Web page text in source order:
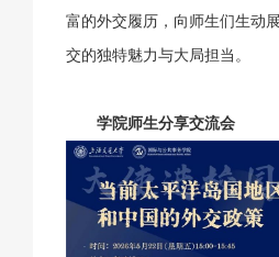
富的外交履历，向师生们生动
交的独特魅力与大局担当。
学院师生分享交流会